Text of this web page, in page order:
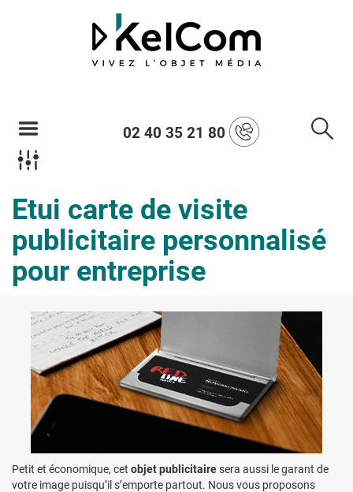
02 40 35 21 80
Etui carte de visite
publicitaire personnalisé
pour entreprise
Petit et économique, cet objet publicitairesera aussi le garant de
votre image puisqu’il s’emporte partout. Nous vous proposons